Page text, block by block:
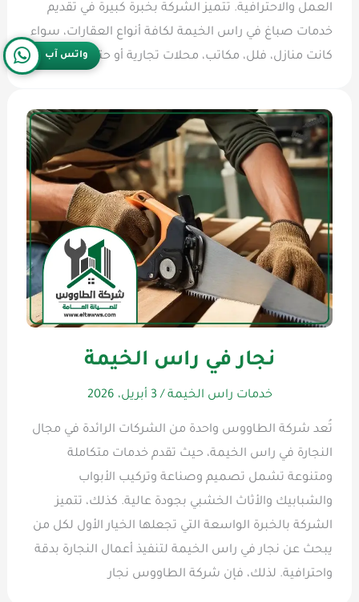
العمل والاحترافية. تتميز الشركة بخبرة كبيرة في تقديم
خدمات صباغ في راس الخيمة لكافة أنواع العقارات، سواء
كانت منازل، فلل، مكاتب، محلات تجارية أو حتى
نجار في راس الخيمة
خدمات راس الخيمة / 3 أبريل، 2026
تُعد شركة الطاووس واحدة من الشركات الرائدة في مجال
النجارة في راس الخيمة، حيث تقدم خدمات متكاملة
ومتنوعة تشمل تصميم وصناعة وتركيب الأبواب
والشبابيك والأثاث الخشبي بجودة عالية. كذلك، تتميز
الشركة بالخبرة الواسعة التي تجعلها الخيار الأول لكل من
يبحث عن نجار في راس الخيمة لتنفيذ أعمال النجارة بدقة
واحترافية. لذلك، فإن شركة الطاووس نجار
واتس آب